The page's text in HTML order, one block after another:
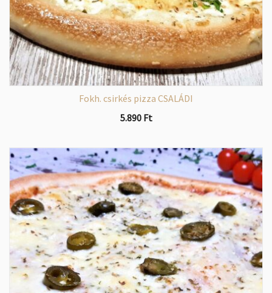
Fokh. csirkés pizza CSALÁDI
5.890 Ft